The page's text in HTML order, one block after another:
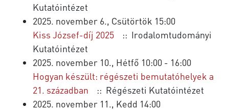
Kutatóintézet
2025. november 6., Csütörtök 15:00
Kiss József-díj 2025
:: Irodalomtudományi
Kutatóintézet
2025. november 10., Hétfő 10:00 - 16:00
Hogyan készült: régészeti bemutatóhelyek a
21. században
:: Régészeti Kutatóintézet
2025. november 11., Kedd 14:00